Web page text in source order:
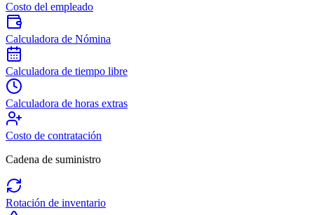
Costo del empleado
Calculadora de Nómina
Calculadora de tiempo libre
Calculadora de horas extras
Costo de contratación
Cadena de suministro
Rotación de inventario